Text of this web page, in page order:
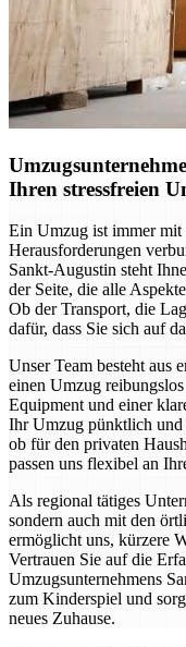
Ihren stressfreien
Ein Umzug ist immer mit
Herausforderungen
Sankt-Augustin steht
der Seite, die alle
Ob der Transport, die
dafür, dass Sie sich auf
Unser Team besteht aus
einen Umzug
Equipment und einer
Ihr Umzug pünktlich
ob für den privaten
passen uns flexibel an
Als regional tätiges
sondern auch mit den
ermöglicht uns, kürzere
Vertrauen Sie auf die
Umzugsunternehmens
zum Kinderspiel und
neues Zuhause.